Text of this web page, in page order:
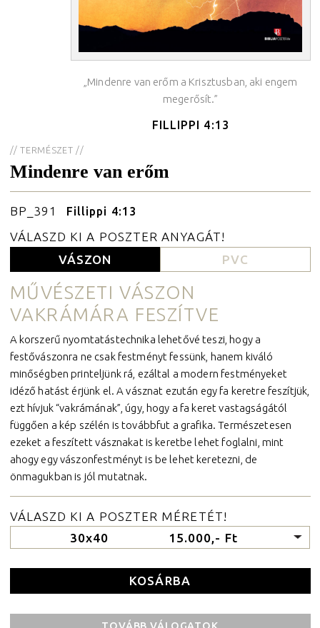
Ajándékutalvány
Hitvallásunk
Adatvédelmi tájékoztató
„Mindenre van erőm a Krisztusban, aki engem
megerősít.”
FILLIPPI 4:13
// TERMÉSZET //
Mindenre van erőm
BP_391 Fillippi 4:13
VÁLASZD KI A POSZTER ANYAGÁT!
VÁSZON
PVC
MŰVÉSZETI VÁSZON
VAKRÁMÁRA FESZÍTVE
A korszerű nyomtatástechnika lehetővé teszi, hogy a
festővászonra ne csak festményt fessünk, hanem kiváló
minőségben printeljünk rá, ezáltal a modern festményeket
idéző hatást érjünk el. A vásznat ezután egy fa keretre feszítjük,
ezt hívjuk “vakrámának”, úgy, hogy a fa keret vastagságától
függően a kép szélén is továbbfut a grafika. Természetesen
ezeket a feszített vásznakat is keretbe lehet foglalni, mint
ahogy egy vászonfestményt is be lehet keretezni, de
önmagukban is jól mutatnak.
VÁLASZD KI A POSZTER MÉRETÉT!
30x40
15.000,- Ft